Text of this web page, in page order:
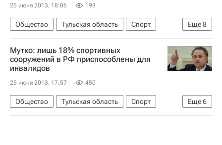
25 июня 2013, 18:06 193
Еще8
Общество Тульская область
Спорт
Жизнь без преград
Европа
Центральный ФО
Весь мир
Владимир Лукин
Паралимпийские игры
Мутко: лишь 18% спортивных
сооружений в РФ приспособлены для
инвалидов
25 июня 2013, 17:57 450
Еще6
Общество Тульская область
Спорт
Жизнь без преград
Европа